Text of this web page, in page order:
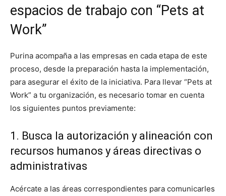
espacios de trabajo con “Pets at
Work”
Purina acompaña a las empresas en cada etapa de este
proceso, desde la preparación hasta la implementación,
para asegurar el éxito de la iniciativa. Para llevar “Pets at
Work” a tu organización, es necesario tomar en cuenta
los siguientes puntos previamente:
1. Busca la autorización y alineación con
recursos humanos y áreas directivas o
administrativas
Acércate a las áreas correspondientes para comunicarles